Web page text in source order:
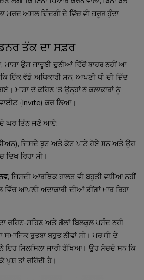
ਮਰਦ ਅਸਲ ਜ਼ਿੰਦਗੀ ਦੇ ਵਿੱਚ ਵੀ ਜ਼ਰੂਰ ਹੁੰਦਾ
ਤੱਕ ਦਾ ਸਫ਼ਰ
ਮਾਸ਼ਾ ਉਸ ਜਾਦੂਈ ਦੁਨੀਆਂ ਵਿੱਚੋਂ ਬਾਹਰ ਨਹੀਂ ਆ
ਇੱਕ ਵੱਡੇ ਅਧਿਕਾਰੀ ਸਨ, ਆਪਣੀ ਧੀ ਦੀ ਜ਼ਿੱਦ
ਮਾਸ਼ਾ ਦੇ ਕਹਿਣ 'ਤੇ ਉਨ੍ਹਾਂ ਨੇ ਕਲਾਕਾਰਾਂ ਨੂੰ
(Invite) ਕਰ ਲਿਆ।
ਦੇ ਘਰ ਤਿੰਨ ਜਣੇ ਆਏ:
ਜਿਸਦੇ ਬੂਟ ਅਤੇ ਕੋਟ ਪਾਟੇ ਹੋਏ ਸਨ ਅਤੇ ਉਹ
ਦਿਖ ਰਿਹਾ ਸੀ।
, ਜਿਸਦੀ ਆਰਥਿਕ ਹਾਲਤ ਵੀ ਬਹੁਤੀ ਵਧੀਆ ਨਹੀਂ
ਆਪਣੀ ਅਦਾਕਾਰੀ ਦੀਆਂ ਡੀਂਗਾਂ ਮਾਰ ਰਿਹਾ
ਰਹਿਣ-ਸਹਿਣ ਅਤੇ ਗੱਲਾਂ ਬਿਲਕੁਲ ਪਸੰਦ ਨਹੀਂ
ਰੁਤਬਾ ਬਹੁਤ ਨੀਵਾਂ ਸੀ। ਪਰ ਧੀ ਦੇ
ਇਹ ਸਿਲਸਿਲਾ ਜਾਰੀ ਰੱਖਿਆ। ਉਹ ਸੋਚਦੇ ਸਨ ਕਿ
ਖੁਸ਼ ਤਾਂ ਰਹਿੰਦੀ ਹੈ।